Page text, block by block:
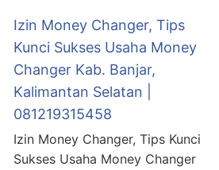
Izin Money Changer, Tips
Kunci Sukses Usaha Money
Changer Kab. Banjar,
Kalimantan Selatan |
081219315458
Izin Money Changer, Tips Kunci
Sukses Usaha Money Changer